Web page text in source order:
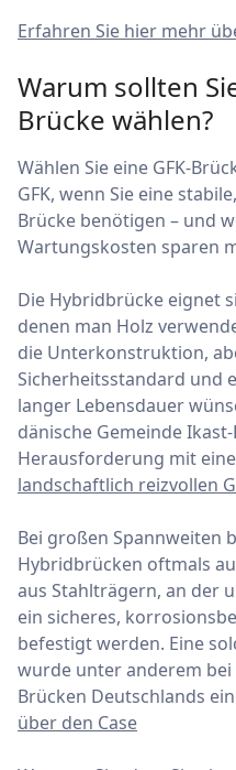
Erfahren Sie hier mehr
Warum sollten
Brücke wählen?
Wählen Sie eine GFK-
GFK, wenn Sie eine
Brücke benötigen – und
Wartungskosten sparen
Die Hybridbrücke eignet
denen man Holz
die Unterkonstruktion,
Sicherheitsstandard und
langer Lebensdauer
dänische Gemeinde
Herausforderung mit
landschaftlich reizvollen
Bei großen Spannweiten
Hybridbrücken oftmals
aus Stahlträgern, an der
ein sicheres,
befestigt werden. Eine
wurde unter anderem
Brücken Deutschlands
über den Case